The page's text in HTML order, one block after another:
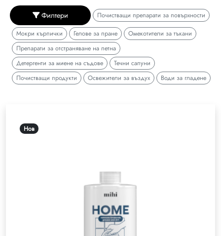
Филтери Почистващи препарати за повърхности
Мокри кърпички Гелове за пране
Омекотители за тъкани
Препарати за отстраняване на петна
Детергенти за миене на съдове
Течни сапуни
Почистващи продукти
Освежители за въздух Води за гладене
Нов